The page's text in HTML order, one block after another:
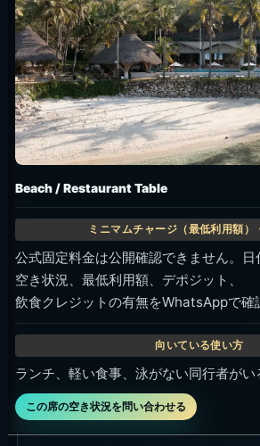
Beach / Restaurant Table
公式固定料金は公開確認できません。日
空き状況、最低利用額、デポジット、
飲食クレジットの有無をWhatsAppで確
ランチ、軽い食事、泳がない同行者がい
この席の空き状況を問い合わせる